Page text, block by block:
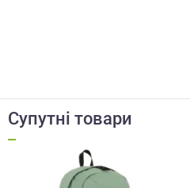
Супутні товари